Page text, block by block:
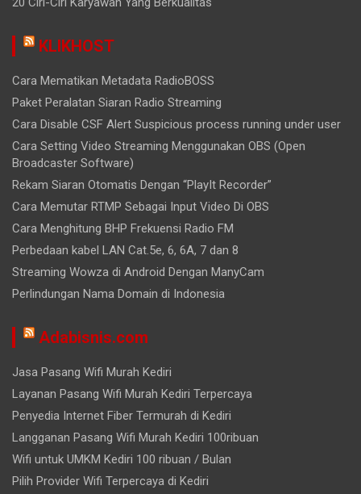
KLIKHOST
Cara Mematikan Metadata RadioBOSS
Paket Peralatan Siaran Radio Streaming
Cara Disable CSF Alert Suspicious process running under user
Cara Setting Video Streaming Menggunakan OBS (Open
Broadcaster Software)
Rekam Siaran Otomatis Dengan “PlayIt Recorder”
Cara Memutar RTMP Sebagai Input Video Di OBS
Cara Menghitung BHP Frekuensi Radio FM
Perbedaan kabel LAN Cat.5e, 6, 6A, 7 dan 8
Streaming Wowza di Android Dengan ManyCam
Perlindungan Nama Domain di Indonesia
Adabisnis.com
Jasa Pasang Wifi Murah Kediri
Layanan Pasang Wifi Murah Kediri Terpercaya
Penyedia Internet Fiber Termurah di Kediri
Langganan Pasang Wifi Murah Kediri 100ribuan
Wifi untuk UMKM Kediri 100 ribuan / Bulan
Pilih Provider Wifi Terpercaya di Kediri